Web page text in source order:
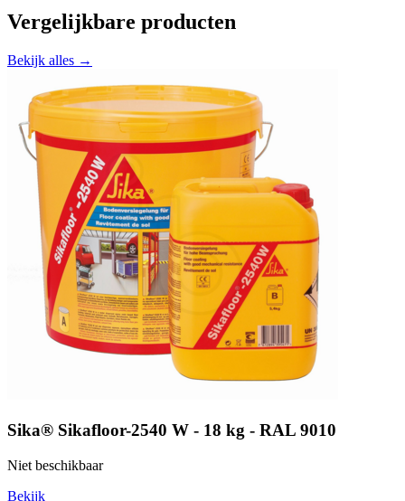
Vergelijkbare producten
Bekijk alles →
Sika® Sikafloor-2540 W - 18 kg - RAL 9010
Niet beschikbaar
Bekijk